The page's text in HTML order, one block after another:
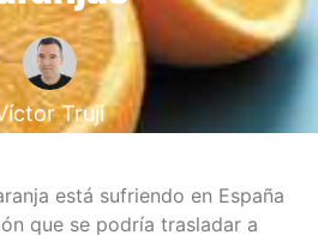
Truji
está sufriendo en España
que se podría trasladar a